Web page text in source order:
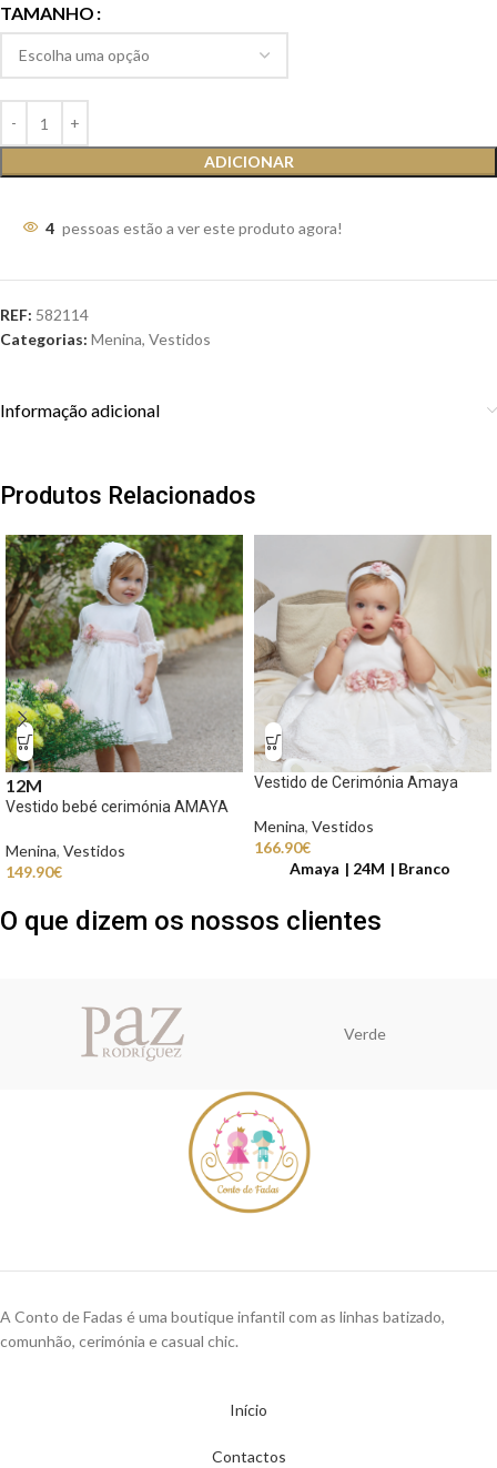
TAMANHO
ADICIONAR
4 pessoas estão a ver este produto agora!
REF: 582114
Categorias: Menina, Vestidos
Informação adicional
Produtos Relacionados
12M
Vestido bebé cerimónia AMAYA
Menina, Vestidos
149.90€
Vestido de Cerimónia Amaya
Menina, Vestidos
166.90€
Amaya
24M Branco
O que dizem os nossos clientes
Verde
A Conto de Fadas é uma boutique infantil com as linhas batizado,
comunhão, cerimónia e casual chic.
Início
Contactos